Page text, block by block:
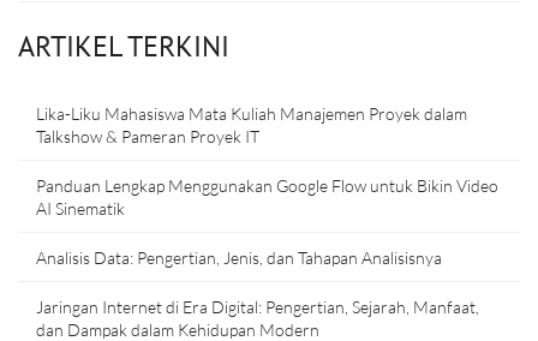
ARTIKEL TERKINI
Lika-Liku Mahasiswa Mata Kuliah Manajemen Proyek dalam
Talkshow & Pameran Proyek IT
Panduan Lengkap Menggunakan Google Flow untuk Bikin Video
AI Sinematik
Analisis Data: Pengertian, Jenis, dan Tahapan Analisisnya
Jaringan Internet di Era Digital: Pengertian, Sejarah, Manfaat,
dan Dampak dalam Kehidupan Modern